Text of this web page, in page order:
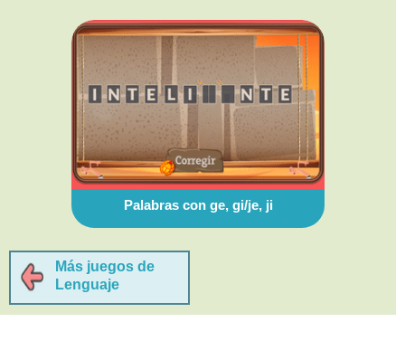
Palabras con ge, gi/je, ji
Más juegos de
Lenguaje